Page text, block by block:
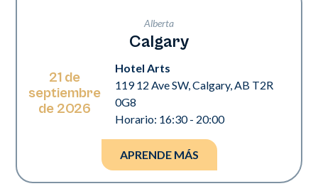
Alberta
Calgary
21 de
septiembre
de 2026
Hotel Arts
119 12 Ave SW, Calgary, AB T2R
0G8
Horario: 16:30 - 20:00
APRENDE MÁS